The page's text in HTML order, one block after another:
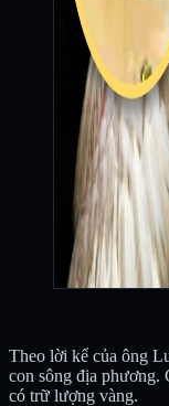
Theo lời kể của ông
con sông địa phương.
có trữ lượng vàng.